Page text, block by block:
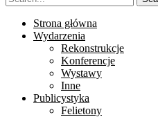
Strona główna
Wydarzenia
Rekonstrukcje
Konferencje
Wystawy
Inne
Publicystyka
Felietony